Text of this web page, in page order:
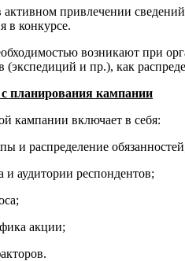
активном привлечении
в конкурсе.
возникают при
и пр.), как
с планирования кампании
кампании включает в себя:
и распределение
и аудитории респондентов;
акции;